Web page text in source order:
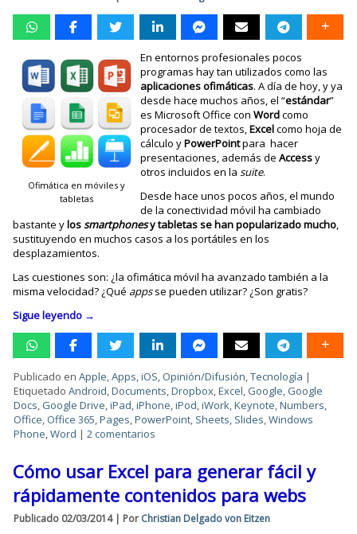
Ofimática en móviles y
tabletas
En entornos profesionales pocos
programas hay tan utilizados como las
aplicacionesofimáticas. A día de hoy, y ya
desde hace muchos años, el “estándar”
es Microsoft Office conWordcomo
procesador de textos,Excelcomo hoja de
cálculo yPowerPointpara hacer
presentaciones, además deAccessy
otros incluidos en lasuite.
Desde hace unos pocos años, el mundo
de la conectividad móvil ha cambiado
bastante ylossmartphonesy tabletas se han popularizado mucho,
sustituyendo en muchos casos a los portátiles en los
desplazamientos.
Las cuestiones son: ¿la ofimática móvil ha avanzado también a la
misma velocidad? ¿Qué appsse pueden utilizar? ¿Son gratis?
Sigue leyendo →
Publicado en Apple,Apps,iOS, Opinión/Difusión,Tecnología |
Etiquetado Android,Documents,Dropbox,Excel, Google, Google
Docs, Google Drive,iPad,iPhone,iPod,iWork,Keynote,Numbers,
Office, Office 365,Pages,PowerPoint, Sheets, Slides,Windows
Phone,Word |2 comentarios
Cómo usar Excel para generar fácil y
rápidamente contenidos para webs
Publicado 02/03/2014| Por Christian Delgado von Eitzen